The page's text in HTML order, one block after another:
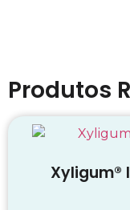
Produtos
Xyligum®